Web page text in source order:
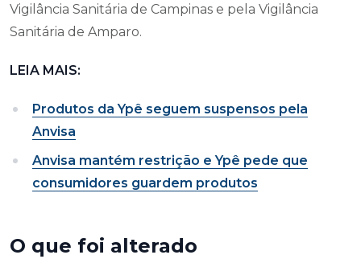
Vigilância Sanitária de Campinas e pela Vigilância
Sanitária de Amparo.
LEIA MAIS:
Produtos da Ypê seguem suspensos pela
Anvisa
Anvisa mantém restrição e Ypê pede que
consumidores guardem produtos
O que foi alterado